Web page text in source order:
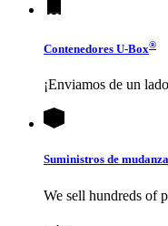
Contenedores U-Box®
¡Enviamos de un
Suministros de mudanza
We sell hundreds of